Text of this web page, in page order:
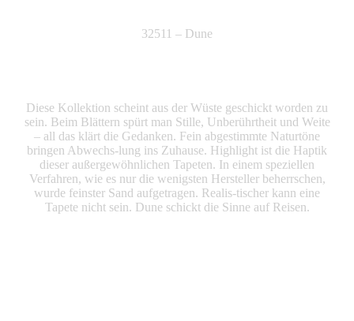
32511 – Dune
Diese Kollektion scheint aus der Wüste geschickt worden zu
sein. Beim Blättern spürt man Stille, Unberührtheit und Weite
– all das klärt die Gedanken. Fein abgestimmte Naturtöne
bringen Abwechs-lung ins Zuhause. Highlight ist die Haptik
dieser außergewöhnlichen Tapeten. In einem speziellen
Verfahren, wie es nur die wenigsten Hersteller beherrschen,
wurde feinster Sand aufgetragen. Realis-tischer kann eine
Tapete nicht sein. Dune schickt die Sinne auf Reisen.